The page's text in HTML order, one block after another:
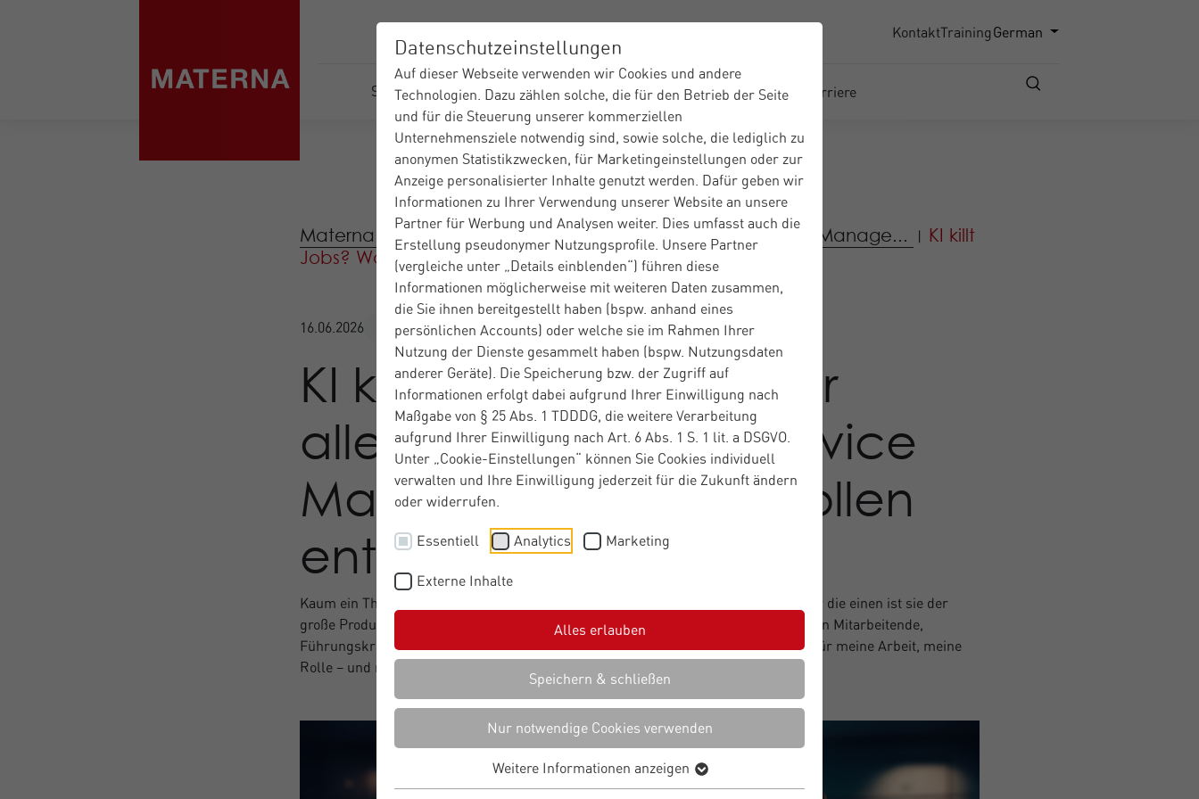
Datenschutzeinstellungen
Auf dieser Webseite verwenden wir Cookies und andere
Technologien. Dazu zählen solche, die für den Betrieb der Seite
und für die Steuerung unserer kommerziellen
Unternehmensziele notwendig sind, sowie solche, die lediglich zu
anonymen Statistikzwecken, für Marketingeinstellungen oder zur
Anzeige personalisierter Inhalte genutzt werden. Dafür geben wir
Informationen zu Ihrer Verwendung unserer Website an unsere
Partner für Werbung und Analysen weiter. Dies umfasst auch die
Erstellung pseudonymer Nutzungsprofile. Unsere Partner
(vergleiche unter „Details einblenden“) führen diese
Informationen möglicherweise mit weiteren Daten zusammen,
die Sie ihnen bereitgestellt haben (bspw. anhand eines
persönlichen Accounts) oder welche sie im Rahmen Ihrer
Nutzung der Dienste gesammelt haben (bspw. Nutzungsdaten
anderer Geräte). Die Speicherung bzw. der Zugriff auf
Informationen erfolgt dabei aufgrund Ihrer Einwilligung nach
Maßgabe von § 25 Abs. 1 TDDDG, die weitere Verarbeitung
aufgrund Ihrer Einwilligung nach Art. 6 Abs. 1 S. 1 lit. a DSGVO.
Unter „Cookie-Einstellungen“ können Sie Cookies individuell
verwalten und Ihre Einwilligung jederzeit für die Zukunft ändern
oder widerrufen.
Essentiell Analytics Marketing
Externe Inhalte
Alles erlauben
Speichern & schließen
Nur notwendige Cookies verwenden
Weitere Informationen anzeigen
KontaktTraining German
Services Branchen Partner Über Materna Insights Karriere
Materna IT-Dienstleister |Insights Blog| Enterprise Service Manage... | KI killt
Jobs? Warum vor ...
16.06.2026 Blog Enterprise Service Management
KI killt Jobs? Warum vor
allem im Enterprise Service
Management neue Rollen
entstehen
Kaum ein Thema wird derzeit so emotional diskutiert wie künstliche Intelligenz. Für die einen ist sie der
große Produktivitätshebel, für andere der schleichende Jobkiller. Dazwischen stehen Mitarbeitende,
Führungskräfte und Unternehmen, die sich fragen: Was bedeutet KI ganz konkret für meine Arbeit, meine
Rolle – und meine Zukunft?